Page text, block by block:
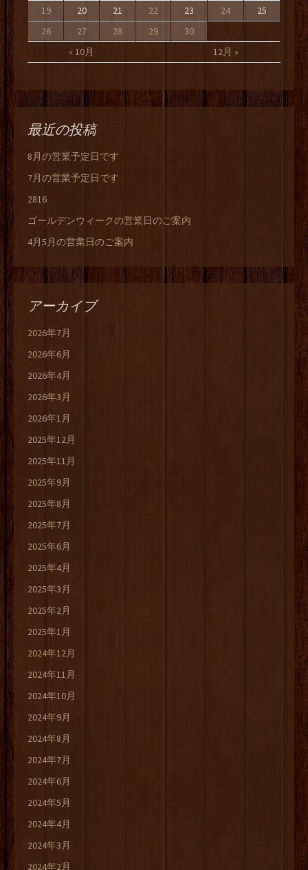
« 10月 12月 »
19 20 21 22 23 24
25
26
27 28 29 30
最近の投稿
8月の営業予定日です
7月の営業予定日です
2816
ゴールデンウィークの営業日のご案内
4月5月の営業日のご案内
アーカイブ
2026年7月
2026年6月
2026年4月
2026年3月
2026年1月
2025年12月
2025年11月
2025年9月
2025年8月
2025年7月
2025年6月
2025年4月
2025年3月
2025年2月
2025年1月
2024年12月
2024年11月
2024年10月
2024年9月
2024年8月
2024年7月
2024年6月
2024年5月
2024年4月
2024年3月
2024年2月